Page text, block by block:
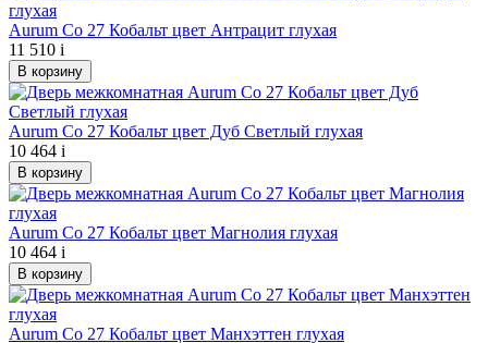
Aurum Co 27 Кобальт цвет Антрацит глухая
11 510 i
В корзину
Aurum Co 27 Кобальт цвет Дуб Светлый глухая
10 464 i
В корзину
Aurum Co 27 Кобальт цвет Магнолия глухая
10 464 i
В корзину
Aurum Co 27 Кобальт цвет Манхэттен глухая